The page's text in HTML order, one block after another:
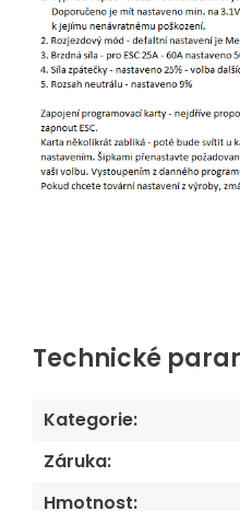
Technické
Kategorie:
Záruka:
Hmotnost: